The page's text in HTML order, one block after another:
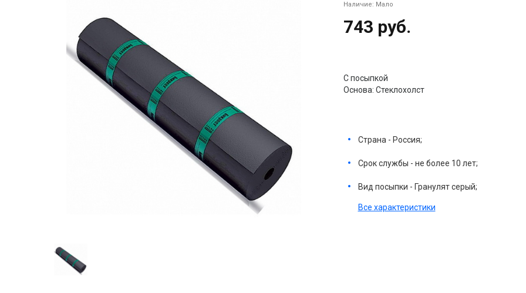
Наличие: Мало
743 руб.
С посыпкой
Основа: Стеклохолст
Страна - Россия;
Срок службы - не более 10 лет;
Вид посыпки - Гранулят серый;
Все характеристики